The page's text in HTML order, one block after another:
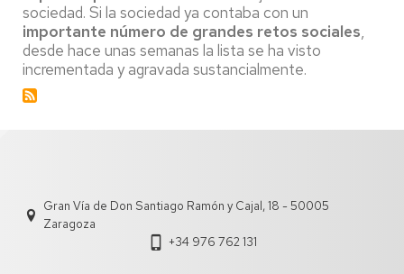
crisis
sociedad. Si la sociedad ya contaba con un
importante número de grandes retos sociales,
desde hace unas semanas la lista se ha visto
incrementada y agravada sustancialmente.
Gran Vía de Don Santiago Ramón y Cajal, 18 - 50005
Zaragoza
+34 976 762 131